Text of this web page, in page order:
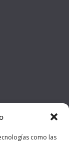
como las